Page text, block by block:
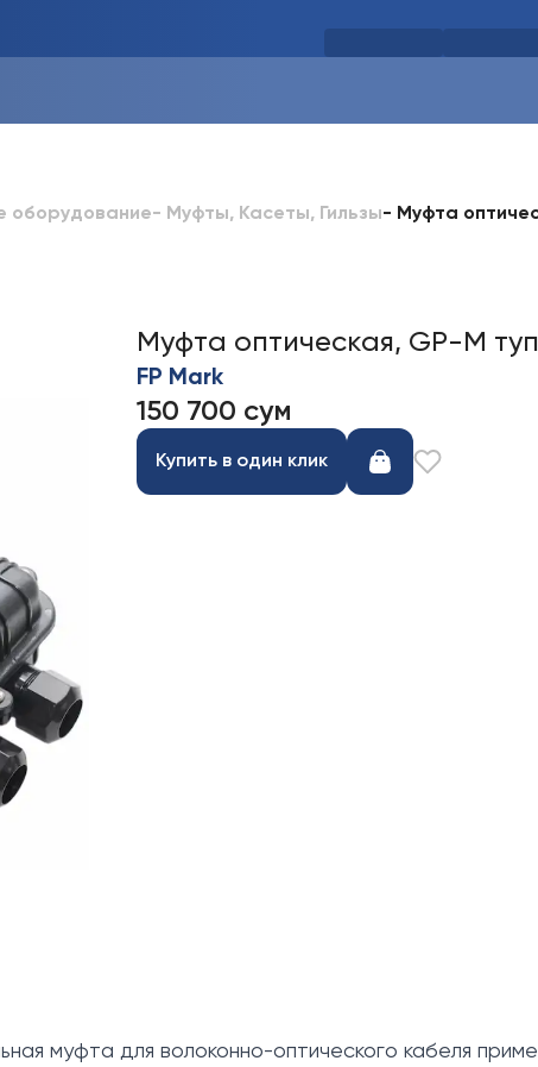
оборудование- Муфты, Касеты, Гильзы- Муфта
Муфта оптическая, GP-М
FP Mark
150 700 сум
Купить в один клик
муфта для волоконно-оптического кабеля